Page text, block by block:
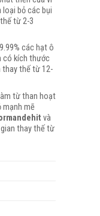
loại bỏ các bụi
từ 2-3
các hạt ô
có kích thước
thay thế từ 12-
từ than hoạt
mẽ
và
thay thế từ